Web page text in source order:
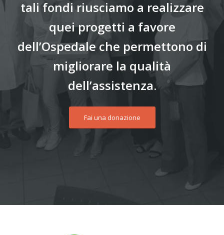
tali fondi riusciamo a realizzare
quei progetti a favore
dell’Ospedale che permettono di
migliorare la qualità
dell’assistenza.
Fai una donazione